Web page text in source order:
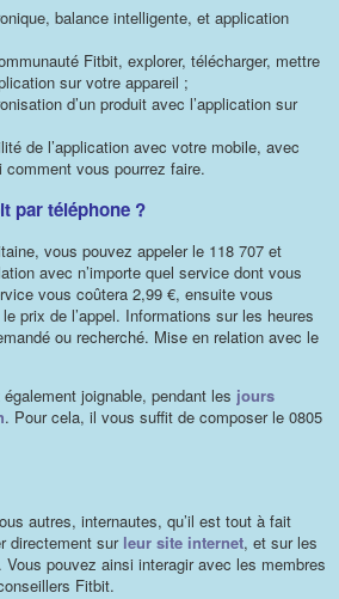
balance intelligente, et application
Fitbit, explorer, télécharger, mettre
sur votre appareil ;
d’un produit avec l’application sur
de l’application avec votre mobile, avec
vous pourrez faire.
par téléphone ?
vous pouvez appeler le 118 707 et
avec n’importe quel service dont vous
vous coûtera 2,99 €, ensuite vous
prix de l’appel. Informations sur les heures
ou recherché. Mise en relation avec le
joignable, pendant les jours
. Pour cela, il vous suffit de composer le 0805
autres, internautes, qu’il est tout à fait
directement surleur site internet, et sur les
pouvez ainsi interagir avec les membres
Fitbit.